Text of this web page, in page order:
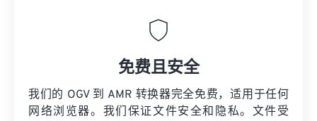
免费且安全
我们的 OGV 到 AMR 转换器完全免费，适用于任何
网络浏览器。我们保证文件安全和隐私。文件受